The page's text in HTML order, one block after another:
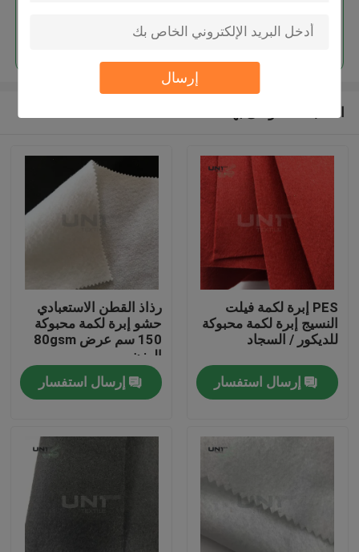
إرسال
عنّا
استمر
المنتجات الموصى بها
PES إبرة لكمة فيلت
النسيج إبرة لكمة محبوكة
للديكور / السجاد
إرسال استفسار
رذاذ القطن الاستعبادي
حشو إبرة لكمة محبوكة
150 سم عرض 80gsm
الوزن
إرسال استفسار